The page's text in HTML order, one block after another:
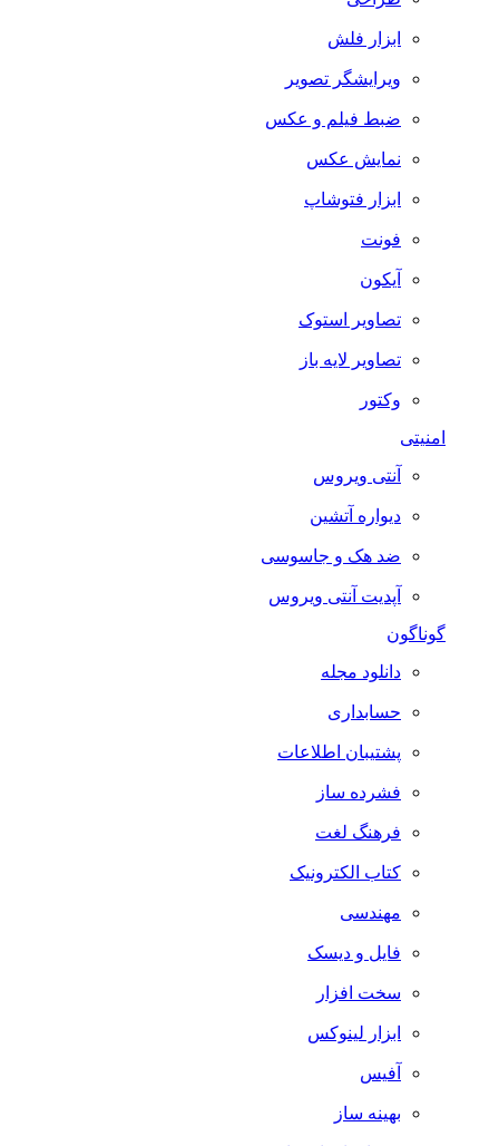
ابزار فلش
ویرایشگر تصویر
ضبط فيلم و عكس
نمایش عکس
ابزار فتوشاپ
فونت
آیکون
تصاویر استوک
تصاویر لایه باز
وکتور
آنتی ویروس
دیواره آتشین
ضد هک و جاسوسی
آپدیت آنتی ویروس
گوناگون
دانلود مجله
حسابداری
پشتیبان اطلاعات
فشرده ساز
فرهنگ لغت
کتاب الکترونیک
مهندسی
فایل و دیسک
سخت افزار
ابزار لینوکس
آفیس
بهینه ساز